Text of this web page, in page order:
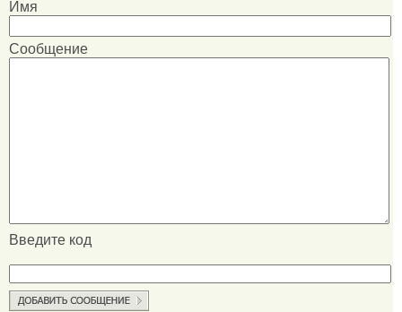
Имя
Сообщение
Введите код